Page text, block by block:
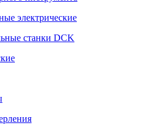
электрические
станки DCK